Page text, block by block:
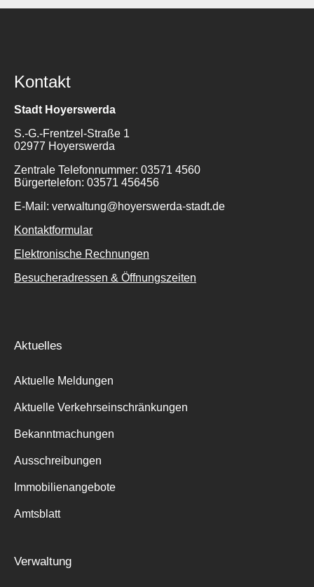
Kontakt
Stadt Hoyerswerda
S.-G.-Frentzel-Straße 1
02977 Hoyerswerda
Zentrale Telefonnummer: 03571 4560
Bürgertelefon: 03571 456456
E-Mail: verwaltung@hoyerswerda-stadt.de
Kontaktformular
Elektronische Rechnungen
Besucheradressen & Öffnungszeiten
Aktuelles
Aktuelle Meldungen
Aktuelle Verkehrseinschränkungen
Bekanntmachungen
Ausschreibungen
Immobilienangebote
Amtsblatt
Verwaltung